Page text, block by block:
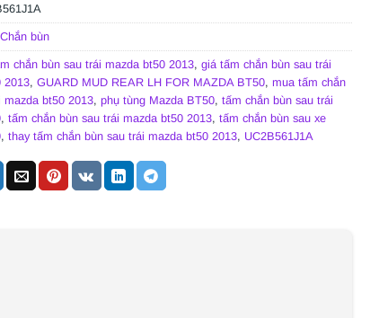
Chắn bùn
chắn bùn sau trái mazda bt50 2013, giá tấm chắn bùn sau trái
2013, GUARD MUD REAR LH FOR MAZDA BT50, mua tấm chắn
mazda bt50 2013, phụ tùng Mazda BT50, tấm chắn bùn sau trái
, tấm chắn bùn sau trái mazda bt50 2013, tấm chắn bùn sau xe
, thay tấm chắn bùn sau trái mazda bt50 2013, UC2B561J1A